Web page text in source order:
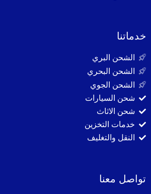
خدماتنا
الشحن البري
الشحن البحري
الشحن الجوي
شحن السيارات
شحن الاثاث
خدمات التخزين
النقل والتغليف
تواصل معنا